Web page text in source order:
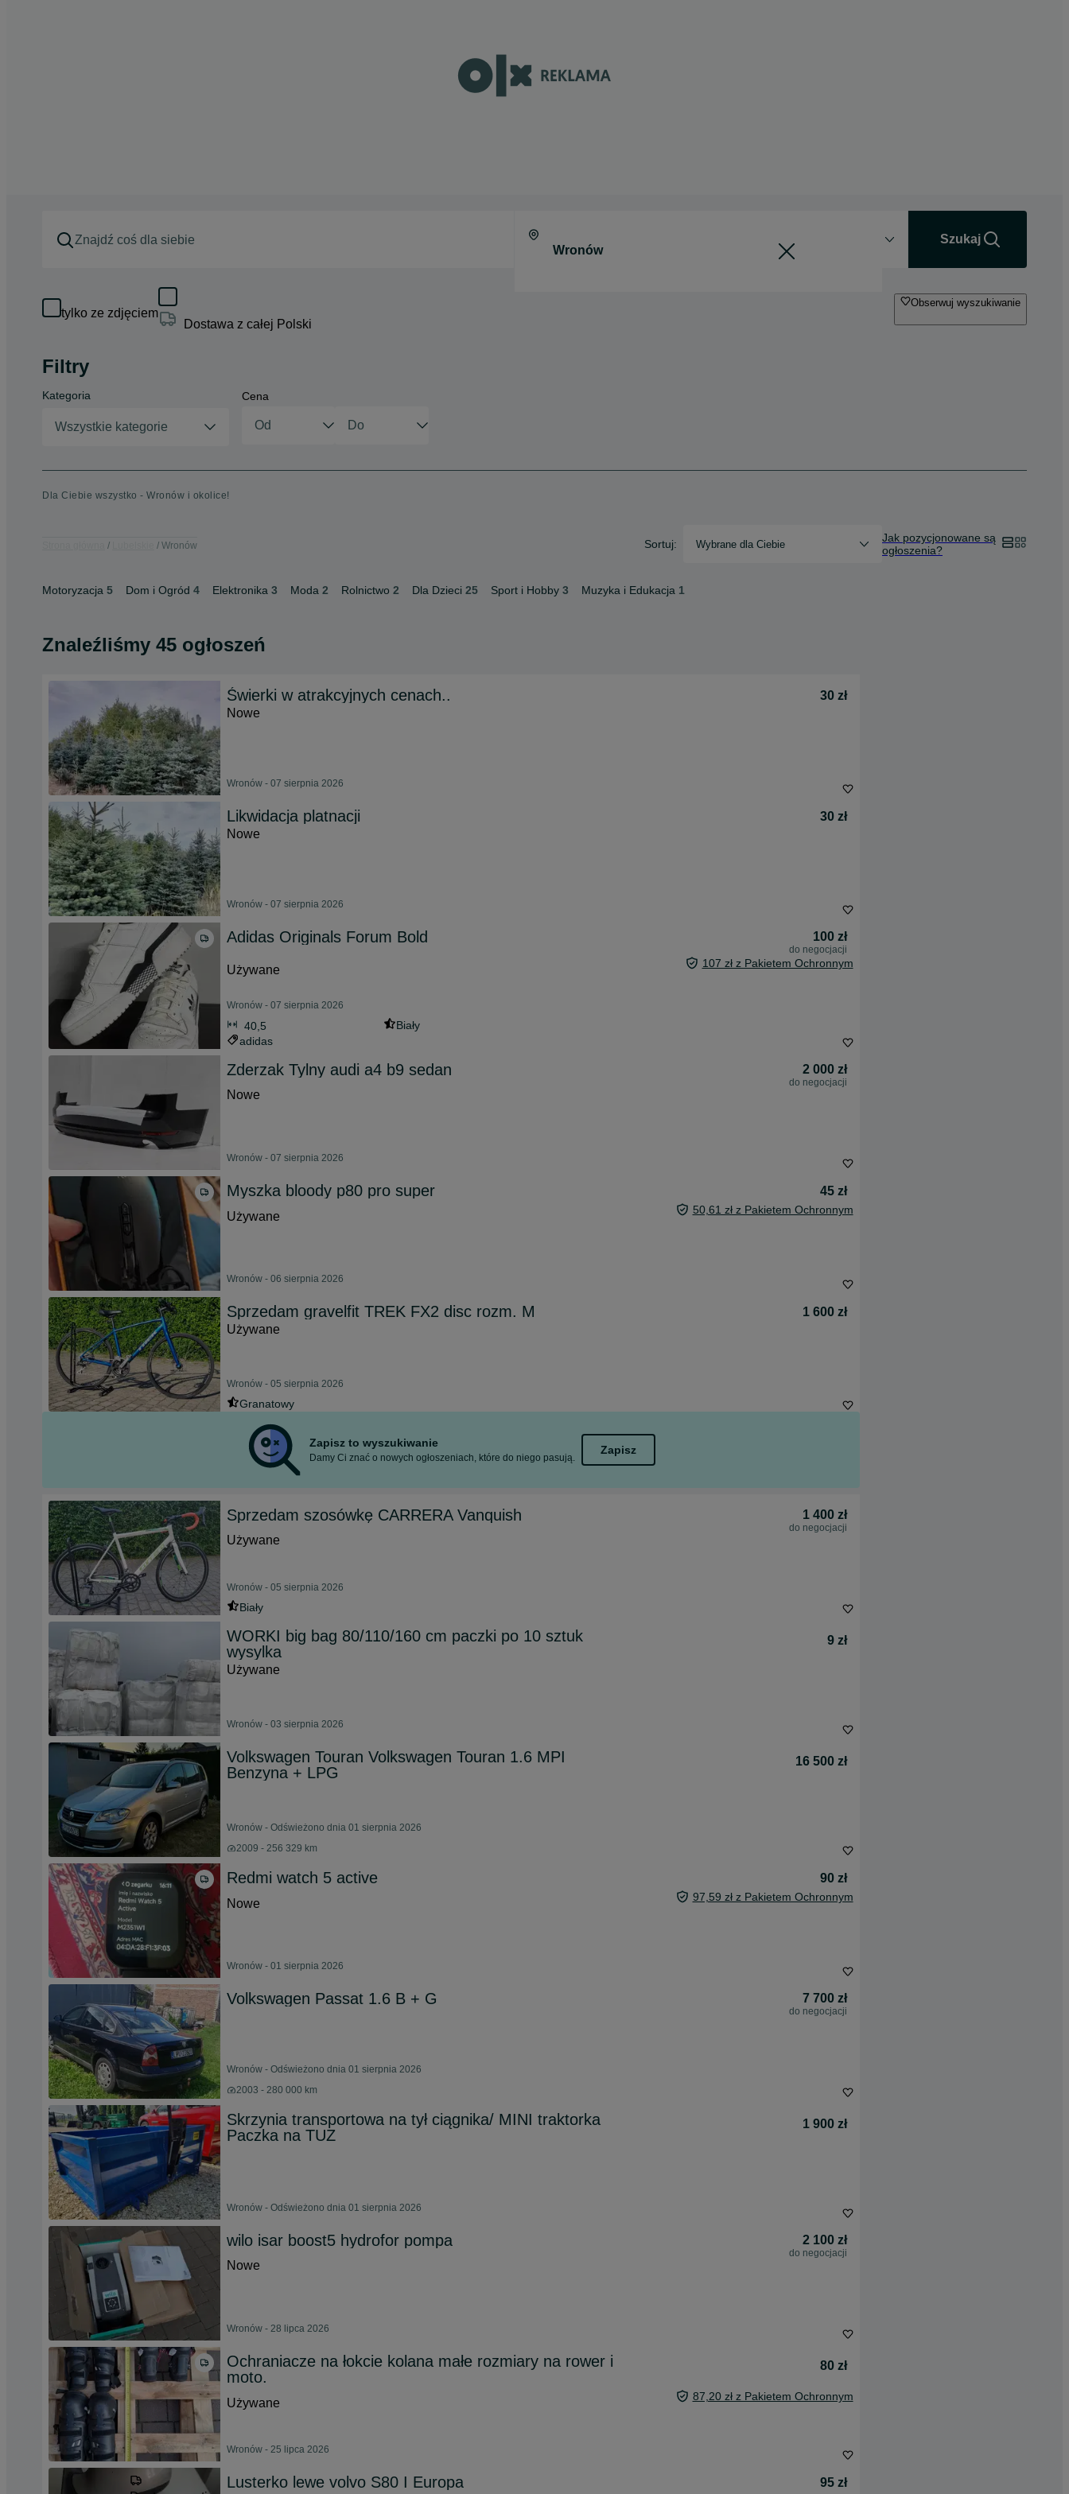
Szukaj
tylko ze zdjęciem
Dostawa z całej Polski
Obserwuj wyszukiwanie
Filtry
Kategoria
Wszystkie kategorie
Cena
Dla Ciebie wszystko - Wronów i okolice!
Wronów Sortuj: Wybrane dla Ciebie
Jak pozycjonowane są
ogłoszenia?
Motoryzacja 5 Dom i Ogród 4 Elektronika 3 Moda 2 Rolnictwo 2 Dla Dzieci 25 Sport i Hobby 3 Muzyka i Edukacja 1
Znaleźliśmy 45 ogłoszeń
Świerki w atrakcyjnych cenach..
30 zł
Nowe
Wronów - 07 sierpnia 2026
Likwidacja platnacji
30 zł
Nowe
Wronów - 07 sierpnia 2026
Adidas Originals Forum Bold 100 zł
do negocjacji
Używane 107 zł z Pakietem Ochronnym
Wronów - 07 sierpnia 2026
40,5
Biały
adidas
Zderzak Tylny audi a4 b9 sedan 2 000 zł
do negocjacji
Nowe
Wronów - 07 sierpnia 2026
Myszka bloody p80 pro super
45 zł
Używane
50,61 zł z Pakietem Ochronnym
Wronów - 06 sierpnia 2026
Sprzedam gravelfit TREK FX2 disc rozm. M
1 600 zł
Używane
Wronów - 05 sierpnia 2026
Granatowy
Zapisz to wyszukiwanie
Damy Ci znać o nowych ogłoszeniach, które do niego pasują.
Zapisz
Sprzedam szosówkę CARRERA Vanquish 1 400 zł
do negocjacji
Używane
Wronów - 05 sierpnia 2026
Biały
WORKI big bag 80/110/160 cm paczki po 10 sztuk
wysylka
9 zł
Używane
Wronów - 03 sierpnia 2026
Volkswagen Touran Volkswagen Touran 1.6 MPI
Benzyna + LPG
16 500 zł
Wronów - Odświeżono dnia 01 sierpnia 2026
2009 - 256 329 km
Redmi watch 5 active
90 zł
Nowe
97,59 zł z Pakietem Ochronnym
Wronów - 01 sierpnia 2026
Volkswagen Passat 1.6 B + G 7 700 zł
do negocjacji
Wronów - Odświeżono dnia 01 sierpnia 2026
2003 - 280 000 km
Skrzynia transportowa na tył ciągnika/ MINI traktorka
Paczka na TUZ
1 900 zł
Wronów - Odświeżono dnia 01 sierpnia 2026
wilo isar boost5 hydrofor pompa 2 100 zł
do negocjacji
Nowe
Wronów - 28 lipca 2026
Ochraniacze na łokcie kolana małe rozmiary na rower i
moto.
80 zł
Używane 87,20 zł z Pakietem Ochronnym
Wronów - 25 lipca 2026
Lusterko lewe volvo S80 I Europa 95 zł